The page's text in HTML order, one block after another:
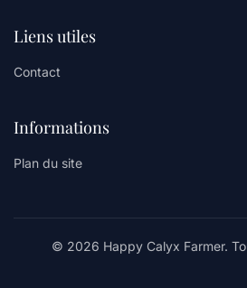
Liens utiles
Contact
Informations
Plan du site
© 2026 Happy Calyx Farmer.